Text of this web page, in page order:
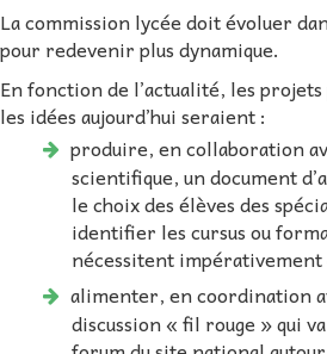
La commission lycée doit évoluer
pour redevenir plus dynamique.
En fonction de l’actualité, les
les idées aujourd’hui seraient :
produire, en collaboration
scientifique, un document
le choix des élèves des
identifier les cursus ou
nécessitent impérativement
alimenter, en coordination
discussion « fil rouge » qui